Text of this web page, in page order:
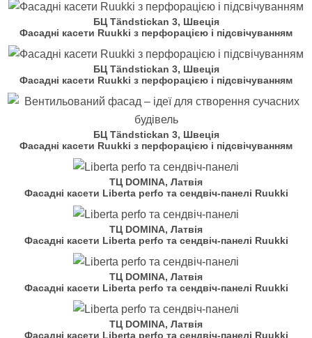
БЦ Tändstickan 3, Швеція
Фасадні касети Ruukki з перфорацією і підсвічуванням
БЦ Tändstickan 3, Швеція
Фасадні касети Ruukki з перфорацією і підсвічуванням
БЦ Tändstickan 3, Швеція
Фасадні касети Ruukki з перфорацією і підсвічуванням
ТЦ DOMINA, Латвія
Фасадні касети Liberta perfo та сендвіч-панелі Ruukki
ТЦ DOMINA, Латвія
Фасадні касети Liberta perfo та сендвіч-панелі Ruukki
ТЦ DOMINA, Латвія
Фасадні касети Liberta perfo та сендвіч-панелі Ruukki
ТЦ DOMINA, Латвія
Фасадні касети Liberta perfo та сендвіч-панелі Ruukki